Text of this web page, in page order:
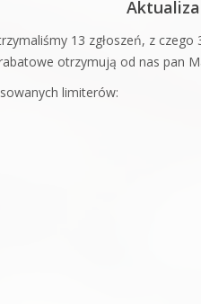
13 zgłoszeń, z
otrzymują od nas pan
limiterów: